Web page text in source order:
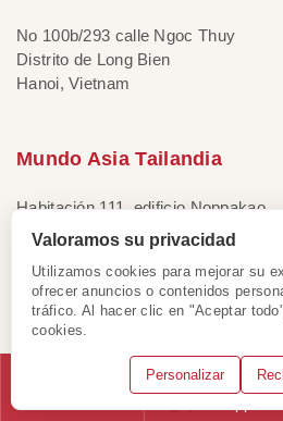
No 100b/293 calle Ngoc Thuy
Distrito de Long Bien
Hanoi, Vietnam
Mundo Asia Tailandia
Habitación 111, edificio Noppakao
Distrito Noi de Bangkok
Bangkok, Tailandia
Mundo Asia Singapur
133 New Bridge Road #08-01
Valoramos su privacidad
Utilizamos cookies para mejorar su
ofrecer anuncios o contenidos
tráfico. Al hacer clic en "Aceptar
cookies.
Personalizar